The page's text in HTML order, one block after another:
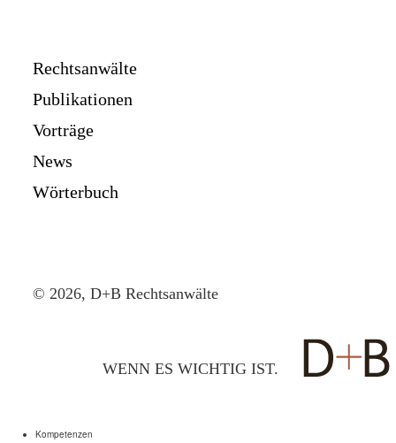
Rechtsanwälte
Publikationen
Vorträge
News
Wörterbuch
© 2026, D+B Rechtsanwälte
WENN ES WICHTIG IST.
Kompetenzen